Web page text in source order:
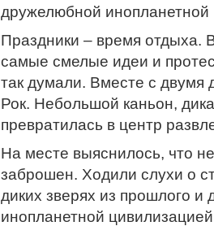
дружелюбной инопланетной
Праздники – время отдыха.
самые смелые идеи и
так думали. Вместе с двумя
Рок. Небольшой каньон,
превратилась в центр
На месте выяснилось, что
заброшен. Ходили слухи о
диких зверях из прошлого
инопланетной